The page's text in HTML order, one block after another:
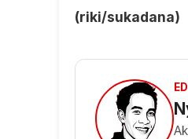
(riki/sukadana)